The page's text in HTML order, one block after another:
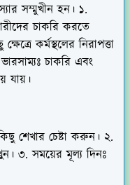
সম্মুখীন হন। ১.
চাকরি করতে
কর্মস্থলের নিরাপত্তা
চাকরি এবং
যায়।
শেখার চেষ্টা করুন। ২.
৩. সময়ের মূল্য দিনঃ